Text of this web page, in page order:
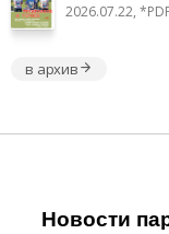
2026.07.22,
в архив
Новости